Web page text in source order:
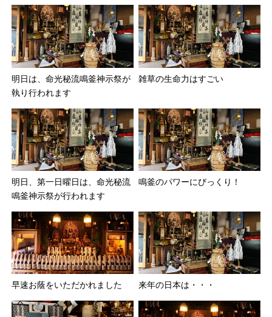
明日は、命光秘流鳴釜神示祭が
執り行われます
雑草の生命力はすごい
明日、第一日曜日は、命光秘流
鳴釜神示祭が行われます
鳴釜のパワーにびっくり！
早速お蔭をいただかれました 来年の日本は・・・